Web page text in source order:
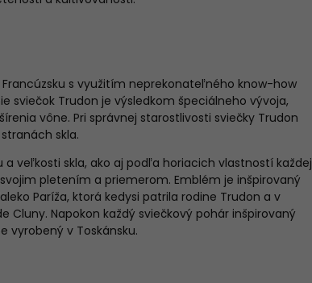
s využitím neprekonateľného know-how
sviečok Trudon je výsledkom špeciálneho vývoja,
vône. Pri správnej starostlivosti sviečky Trudon
skla.
veľkosti skla, ako aj podľa horiacich vlastností každej
pletením a priemerom. Emblém je inšpirovaný
Paríža, ktorá kedysi patrila rodine Trudon a v
Cluny. Napokon každý sviečkový pohár inšpirovaný
vyrobený v Toskánsku.